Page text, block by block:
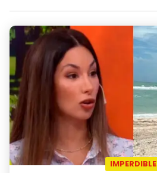
IMPERDIBLE